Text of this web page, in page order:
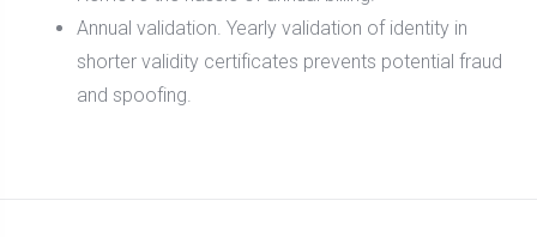
Annual validation. Yearly validation of identity in
shorter validity certificates prevents potential fraud
and spoofing.